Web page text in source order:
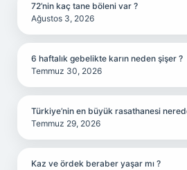
72’nin kaç tane böleni var ?
Ağustos 3, 2026
6 haftalık gebelikte karın neden şişer ?
Temmuz 30, 2026
Türkiye’nin en büyük rasathanesi
Temmuz 29, 2026
Kaz ve ördek beraber yaşar mı ?